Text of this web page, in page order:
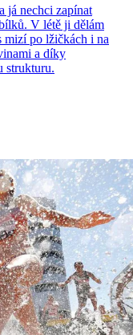
já nechci zapínat
V létě ji dělám
mizí po lžičkách i na
a díky
strukturu.